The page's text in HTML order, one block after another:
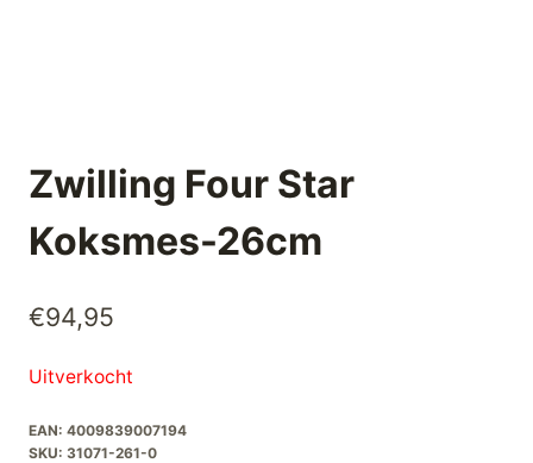
Zwilling Four Star
Koksmes-26cm
€94,95
Uitverkocht
EAN: 4009839007194
SKU: 31071-261-0